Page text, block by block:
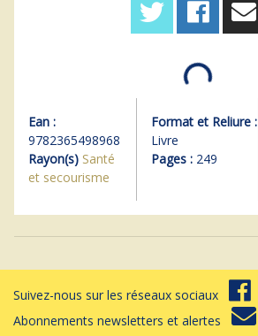
Ean :
9782365498968
Rayon(s) Santé
et secourisme
Format et Reliure :
Livre
Pages :249
Suivez-nous sur les réseaux sociaux
Abonnements newsletters et alertes